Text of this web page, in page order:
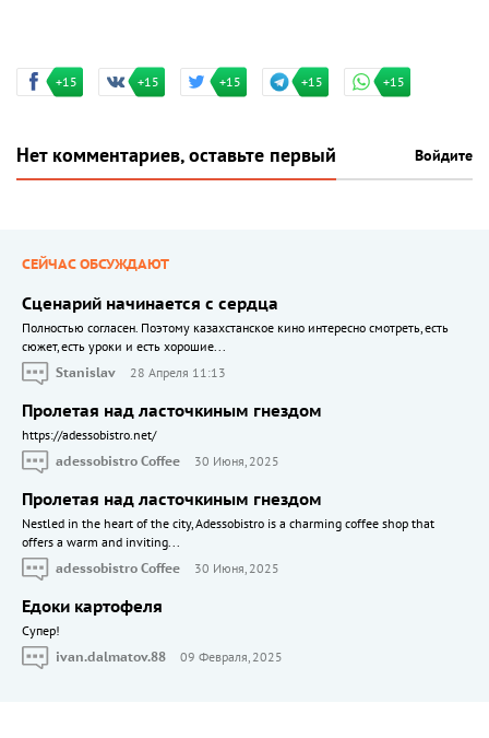
+15 +15 +15 +15 +15
Нет комментариев, оставьте первый Войдите
СЕЙЧАС ОБСУЖДАЮТ
Сценарий начинается с сердца
Полностью согласен. Поэтому казахстанское кино интересно смотреть, есть
сюжет, есть уроки и есть хорошие...
Stanislav
28 Апреля 11:13
Пролетая над ласточкиным гнездом
https://adessobistro.net/
adessobistro Coffee
30 Июня, 2025
Пролетая над ласточкиным гнездом
Nestled in the heart of the city, Adessobistro is a charming coffee shop that
offers a warm and inviting...
adessobistro Coffee
30 Июня, 2025
Едоки картофеля
Cупер!
ivan.dalmatov.88
09 Февраля, 2025